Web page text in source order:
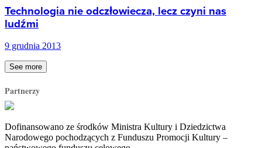
Technologia nie odczłowiecza, lecz czyni nas
ludźmi
9 grudnia 2013
See more
Partnerzy
Dofinansowano ze środków Ministra Kultury i Dziedzictwa
Narodowego pochodzących z Funduszu Promocji Kultury –